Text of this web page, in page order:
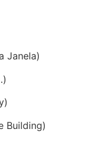
Janela)
Building)